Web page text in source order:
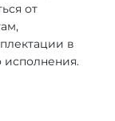
от
в
исполнения.